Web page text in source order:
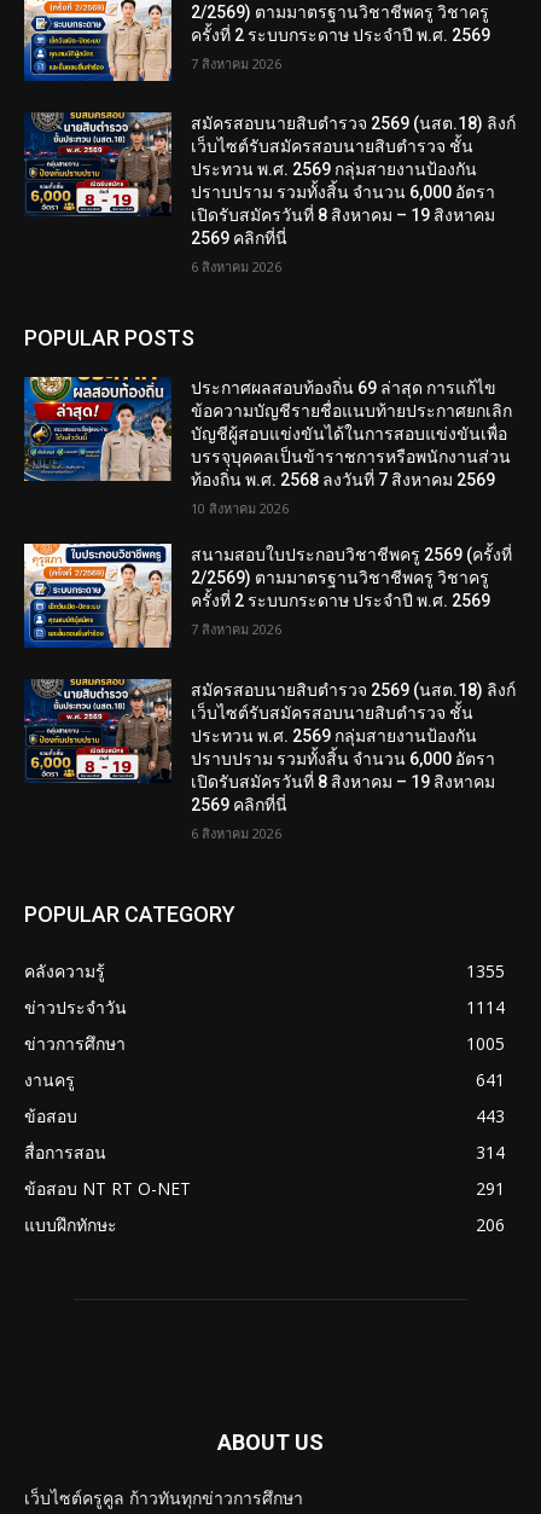
2/2569) ตามมาตรฐานวิชาชีพครู วิชาครู
ครั้งที่ 2 ระบบกระดาษ ประจำปี พ.ศ. 2569
7 สิงหาคม 2026
สมัครสอบนายสิบตำรวจ 2569 (นสต.18) ลิงก์
เว็บไซต์รับสมัครสอบนายสิบตำรวจ ชั้น
ประทวน พ.ศ. 2569 กลุ่มสายงานป้องกัน
ปราบปราม รวมทั้งสิ้น จำนวน 6,000 อัตรา
เปิดรับสมัครวันที่ 8 สิงหาคม – 19 สิงหาคม
2569 คลิกที่นี่
6 สิงหาคม 2026
POPULAR POSTS
ประกาศผลสอบท้องถิ่น 69 ล่าสุด การแก้ไข
ข้อความบัญชีรายชื่อแนบท้ายประกาศยกเลิก
บัญชีผู้สอบแข่งขันได้ในการสอบแข่งขันเพื่อ
บรรจุบุคคลเป็นข้าราชการหรือพนักงานส่วน
ท้องถิ่น พ.ศ. 2568 ลงวันที่ 7 สิงหาคม 2569
10 สิงหาคม 2026
สนามสอบใบประกอบวิชาชีพครู 2569 (ครั้งที่
2/2569) ตามมาตรฐานวิชาชีพครู วิชาครู
ครั้งที่ 2 ระบบกระดาษ ประจำปี พ.ศ. 2569
7 สิงหาคม 2026
สมัครสอบนายสิบตำรวจ 2569 (นสต.18) ลิงก์
เว็บไซต์รับสมัครสอบนายสิบตำรวจ ชั้น
ประทวน พ.ศ. 2569 กลุ่มสายงานป้องกัน
ปราบปราม รวมทั้งสิ้น จำนวน 6,000 อัตรา
เปิดรับสมัครวันที่ 8 สิงหาคม – 19 สิงหาคม
2569 คลิกที่นี่
6 สิงหาคม 2026
POPULAR CATEGORY
คลังความรู้
1355
ข่าวประจำวัน
1114
ข่าวการศึกษา
1005
งานครู
641
ข้อสอบ
443
สื่อการสอน
314
ข้อสอบ NT RT O-NET
291
แบบฝึกทักษะ
206
ABOUT US
เว็บไซต์ครูคูล ก้าวทันทุกข่าวการศึกษา